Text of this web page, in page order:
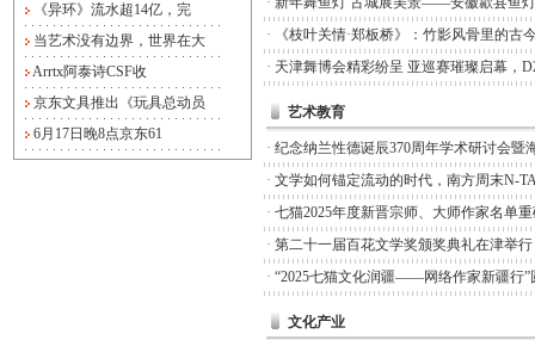
《异环》流水超14亿，完
当艺术没有边界，世界在大
Arrtx阿泰诗CSF收
京东文具推出《玩具总动员
6月17日晚8点京东61
·
《枝叶关情·郑板桥》：竹影风骨里的古
· 天津舞博会精彩纷呈 亚巡赛璀璨启幕，
艺术教育
· 纪念纳兰性德诞辰370周年学术研讨会暨
· 文学如何锚定流动的时代，南方周末N-
· 七猫2025年度新晋宗师、大师作家名单
· 第二十一届百花文学奖颁奖典礼在津举行
· “2025七猫文化润疆——网络作家新疆行”
文化产业